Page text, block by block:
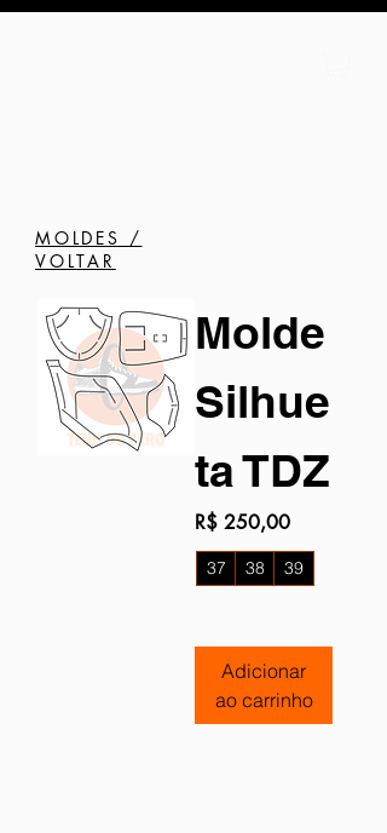
MOLDES /
VOLTAR
Molde
Silhue
ta TDZ
Preço
R$ 250,00
37 38
39
Adicionar
ao carrinho